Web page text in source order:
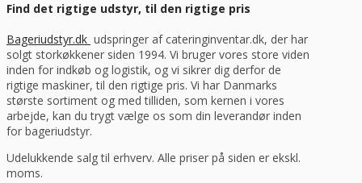
Find det rigtige udstyr, til den rigtige pris
Bageriudstyr.dk udspringer af cateringinventar.dk, der har
solgt storkøkkener siden 1994. Vi bruger vores store viden
inden for indkøb og logistik, og vi sikrer dig derfor de
rigtige maskiner, til den rigtige pris. Vi har Danmarks
største sortiment og med tilliden, som kernen i vores
arbejde, kan du trygt vælge os som din leverandør inden
for bageriudstyr.
Udelukkende salg til erhverv. Alle priser på siden er ekskl.
moms.